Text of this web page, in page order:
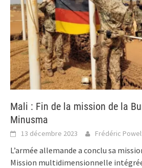
Mali : Fin de la mission de la
Minusma
13 décembre 2023 Frédéric
L’armée allemande a conclu sa
Mission multidimensionnelle